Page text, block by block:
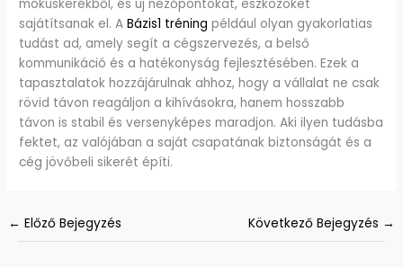
mókuskerékből, és új nézőpontokat, eszközöket
sajátítsanak el. ABázis1 tréning például olyan gyakorlatias
tudást ad, amely segít a cégszervezés, a belső
kommunikáció és a hatékonyság fejlesztésében. Ezek a
tapasztalatok hozzájárulnak ahhoz, hogy a vállalat ne csak
rövid távon reagáljon a kihívásokra, hanem hosszabb
távon is stabil és versenyképes maradjon. Aki ilyen tudásba
fektet, az valójában a saját csapatának biztonságát és a
cég jövőbeli sikerét építi.
← Előző Bejegyzés Következő Bejegyzés →